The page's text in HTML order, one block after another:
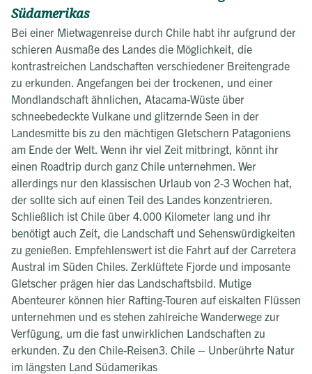
Südamerikas
Bei einer Mietwagenreise durch Chile habt ihr aufgrund der
schieren Ausmaße des Landes die Möglichkeit, die
kontrastreichen Landschaften verschiedener Breitengrade
zu erkunden. Angefangen bei der trockenen, und einer
Mondlandschaft ähnlichen, Atacama-Wüste über
schneebedeckte Vulkane und glitzernde Seen in der
Landesmitte bis zu den mächtigen Gletschern Patagoniens
am Ende der Welt. Wenn ihr viel Zeit mitbringt, könnt ihr
einen Roadtrip durch ganz Chile unternehmen. Wer
allerdings nur den klassischen Urlaub von 2-3 Wochen hat,
der sollte sich auf einen Teil des Landes konzentrieren.
Schließlich ist Chile über 4.000 Kilometer lang und ihr
benötigt auch Zeit, die Landschaft und Sehenswürdigkeiten
zu genießen. Empfehlenswert ist die Fahrt auf der Carretera
Austral im Süden Chiles. Zerklüftete Fjorde und imposante
Gletscher prägen hier das Landschaftsbild. Mutige
Abenteurer können hier Rafting-Touren auf eiskalten Flüssen
unternehmen und es stehen zahlreiche Wanderwege zur
Verfügung, um die fast unwirklichen Landschaften zu
erkunden. Zu den Chile-Reisen3. Chile – Unberührte Natur
im längsten Land Südamerikas